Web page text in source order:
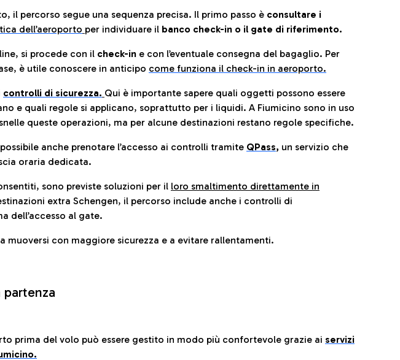
il percorso segue una sequenza precisa. Il primo passo è consultare i
dell’aeroporto per individuare il banco check-in o il gate di riferimento.
si procede con il check-in e con l’eventuale consegna del bagaglio. Per
è utile conoscere in anticipo come funziona il check-in in aeroporto.
controlli di sicurezza. Qui è importante sapere quali oggetti possono essere
e quali regole si applicano, soprattutto per i liquidi. A Fiumicino sono in uso
queste operazioni, ma per alcune destinazioni restano regole specifiche.
anche prenotare l’accesso ai controlli tramite QPass, un servizio che
oraria dedicata.
sono previste soluzioni per il loro smaltimento direttamente in
extra Schengen, il percorso include anche i controlli di
dell’accesso al gate.
muoversi con maggiore sicurezza e a evitare rallentamenti.
partenza
prima del volo può essere gestito in modo più confortevole grazie ai servizi